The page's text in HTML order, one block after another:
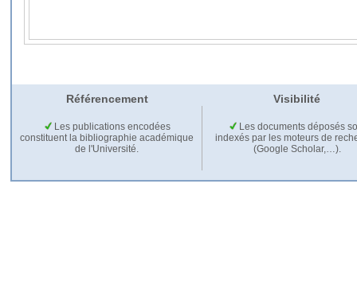
Référencement Visibilité
Les publications encodées
constituent la bibliographie académique
de l'Université.
Les documents déposés
indexés par les moteurs de
(Google Scholar,…).